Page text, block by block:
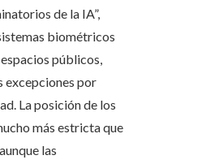
de la IA”,
biométricos
públicos,
excepciones por
La posición de los
más estricta que
las